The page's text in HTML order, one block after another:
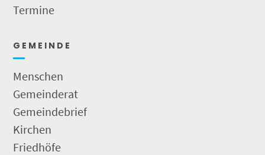
Termine
G E M E I N D E
Menschen
Gemeinderat
Gemeindebrief
Kirchen
Friedhöfe